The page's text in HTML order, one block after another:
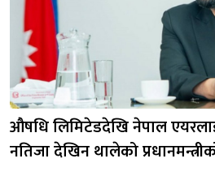
औषधि लिमिटेडदेखि नेपाल
नतिजा देखिन थालेको